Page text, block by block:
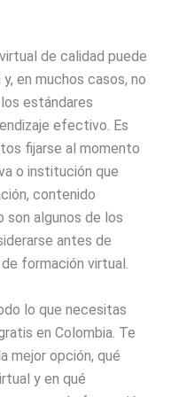
de calidad puede
en muchos casos, no
estándares
efectivo. Es
fijarse al momento
o institución que
contenido
algunos de los
antes de
formación virtual.
lo que necesitas
en Colombia. Te
mejor opción, qué
y en qué